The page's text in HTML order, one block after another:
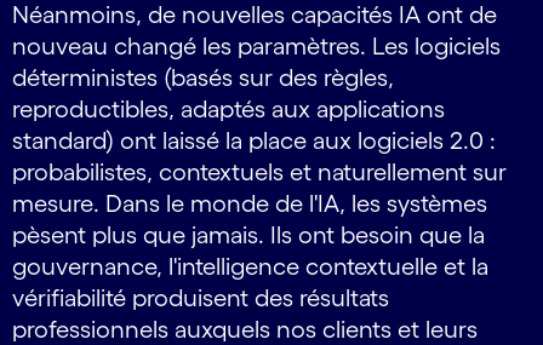
Néanmoins, de nouvelles capacités IA ont de
nouveau changé les paramètres. Les logiciels
déterministes (basés sur des règles,
reproductibles, adaptés aux applications
standard) ont laissé la place aux logiciels 2.0 :
probabilistes, contextuels et naturellement sur
mesure. Dans le monde de l'IA, les systèmes
pèsent plus que jamais. Ils ont besoin que la
gouvernance, l'intelligence contextuelle et la
vérifiabilité produisent des résultats
professionnels auxquels nos clients et leurs